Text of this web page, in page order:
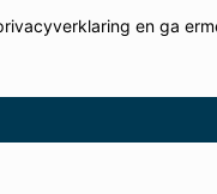
en ga